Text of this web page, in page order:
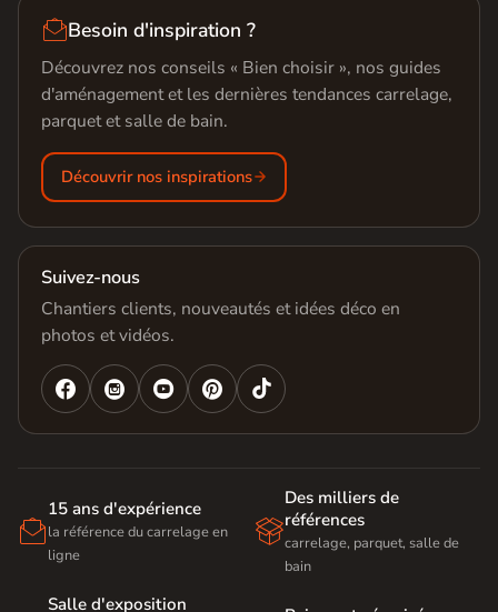
Besoin d'inspiration ?
Découvrez nos conseils « Bien choisir », nos guides
d'aménagement et les dernières tendances carrelage,
parquet et salle de bain.
Découvrir nos inspirations
Suivez-nous
Chantiers clients, nouveautés et idées déco en
photos et vidéos.
   

15 ans d'expérience
la référence du carrelage en
ligne

Des milliers de
références
carrelage, parquet, salle de
bain
Salle d'exposition